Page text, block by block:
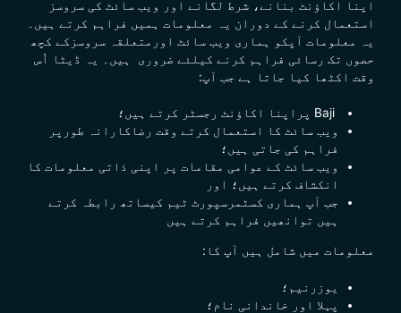
اپنا اکاؤنٹ بنانے، شرط لگانے اور ویب سائٹ کی سروسز
استعمال کرنے کے دوران یہ معلومات ہمیں فراہم کرتے ہیں۔
یہ معلومات آپکو ہماری ویب سائٹ اورمتعلقہ سروسزکے کچھ
حصوں تک رسائی فراہم کرنے کیلئے ضروری ہیں۔ یہ ڈیٹا اُس
وقت اکٹھا کیا جاتا ہے جب آپ:
ویب سائٹ کا استعمال کرتے وقت رضاکارانہ طورپر
فراہم کی جاتی ہیں؛
ویب سائٹ کے عوامی مقامات پر اپنی ذاتی معلومات کا
انکشاف کرتے ہیں؛ اور
جب آپ ہماری کسٹمرسپورٹ ٹیم کیساتھ رابطہ کرتے
ہیں توانھیں فراہم کرتے ہیں
معلومات میں شامل ہیں آپ کا:
یوزرنیم؛
پہلا اور خاندانی نام؛